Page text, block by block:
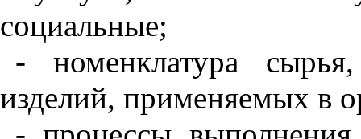
социальные;
-номенклатура сырья
изделий, применяемых в